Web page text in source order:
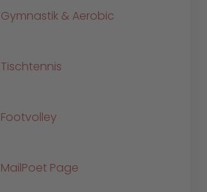
Gymnastik & Aerobic
Tischtennis
Footvolley
MailPoet Page